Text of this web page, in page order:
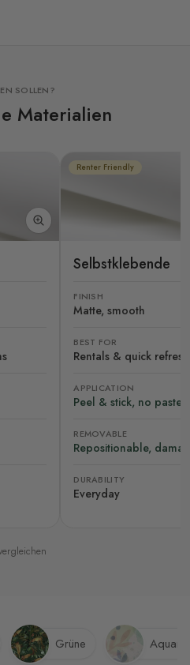
SOLLEN?
Materialien
Renter Friendly
Selbstklebende
FINISH
Matte, smooth
BEST FOR
Rentals & quick
APPLICATION
Peel & stick, no paste
REMOVABLE
Repositionable,
DURABILITY
Everyday
Grüne